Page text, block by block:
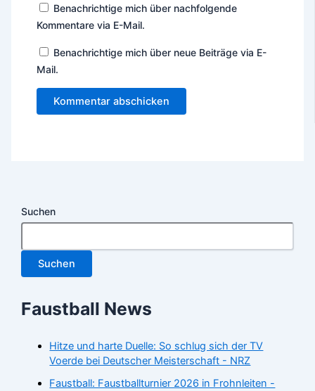
Benachrichtige mich über nachfolgende
Kommentare via E-Mail.
Benachrichtige mich über neue Beiträge via E-
Mail.
Suchen
Suchen
Faustball News
Hitze und harte Duelle: So schlug sich der TV
Voerde bei Deutscher Meisterschaft - NRZ
Faustball: Faustballturnier 2026 in Frohnleiten -